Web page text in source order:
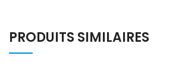
PRODUITS SIMILAIRES